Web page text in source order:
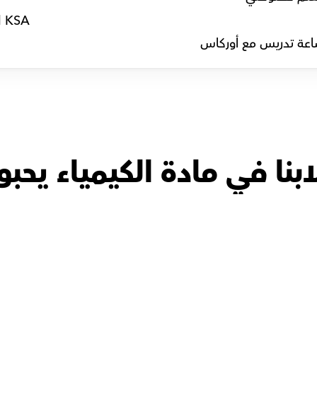
تدريس مع أوركاس
في مادة الكيمياء